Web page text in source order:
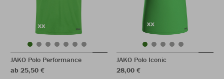
JAKO Polo Performance
ab 25,50 €
JAKO Polo Iconic
28,00 €